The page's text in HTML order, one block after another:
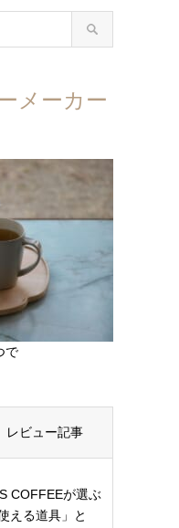
メーカー
で
レビュー記事
COFFEEが選ぶ
える道具」と